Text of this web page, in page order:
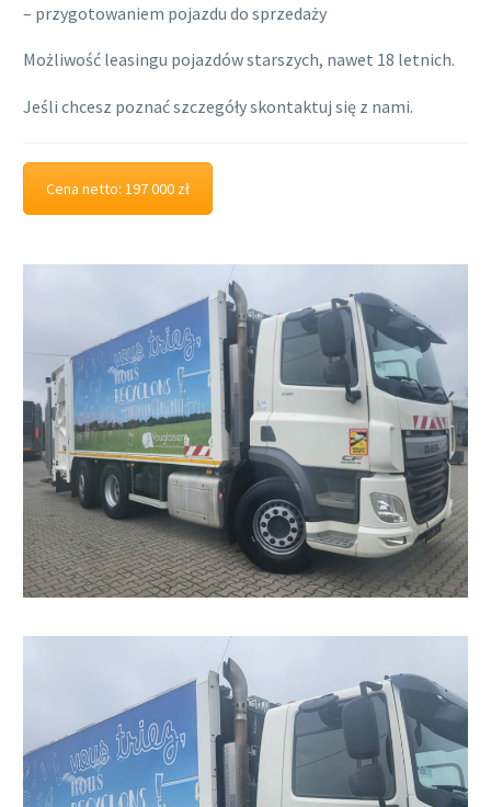
– przygotowaniem pojazdu do sprzedaży
Możliwość leasingu pojazdów starszych, nawet 18 letnich.
Jeśli chcesz poznać szczegóły skontaktuj się z nami.
Cena netto: 197 000 zł